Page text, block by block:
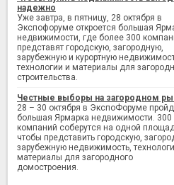
надежно
Уже завтра, в пятницу, 28 октября в
Экспофоруме откроется большая
недвижимости, где более 300
представят городскую, загородную,
зарубежную и курортную
технологии и материалы для
строительства.
Честные выборы на загородном
28 – 30 октября в ЭкспоФоруме
большая Ярмарка недвижимости. 300
компаний соберутся на одной
чтобы представить городскую,
зарубежную недвижимость,
материалы для загородного
домостроения.